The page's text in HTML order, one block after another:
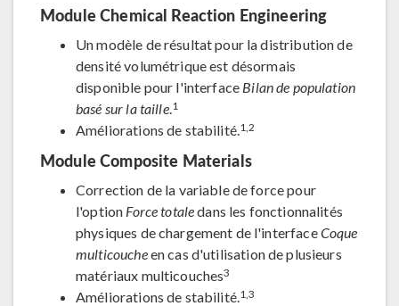
Module Chemical Reaction Engineering
Un modèle de résultat pour la distribution de
densité volumétrique est désormais
disponible pour l'interface Bilan de population
basé sur la taille.1
Améliorations de stabilité.1,2
Module Composite Materials
Correction de la variable de force pour
l'option Force totaledans les fonctionnalités
physiques de chargement de l'interfaceCoque
multicoucheen cas d'utilisation de plusieurs
matériaux multicouches3
Améliorations de stabilité.1,3